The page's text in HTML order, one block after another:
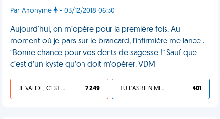
Par Anonyme - 03/12/2018 06:30
Aujourd'hui, on m’opère pour la première fois. Au
moment où je pars sur le brancard, l’infirmière me lance :
“Bonne chance pour vos dents de sagesse !” Sauf que
c’est d’un kyste qu’on doit m’opérer. VDM
JE VALIDE, C'EST UNE VDM 7 249 TU L'AS BIEN MÉRITÉ 401